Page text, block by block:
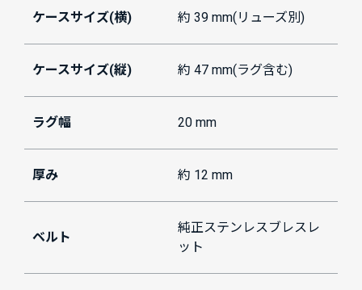
ケースサイズ(横) 約 39 mm(リューズ別)
ケースサイズ(縦) 約 47 mm(ラグ含む)
ラグ幅 20 mm
厚み 約 12 mm
ベルト
純正ステンレスブレスレ
ット